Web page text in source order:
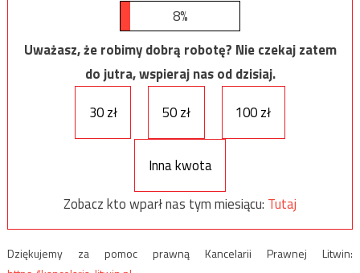
8%
Uważasz, że robimy dobrą robotę? Nie czekaj zatem
do jutra, wspieraj nas od dzisiaj.
30 zł
50 zł 100 zł
Inna kwota
Zobacz kto wparł nas tym miesiącu: Tutaj
Dziękujemy za pomoc prawną Kancelarii Prawnej Litwin: